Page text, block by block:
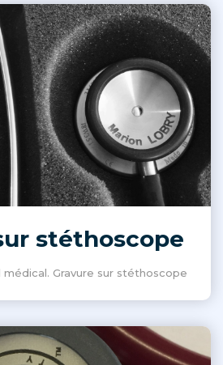
stéthoscope
médical. Gravure sur stéthoscope